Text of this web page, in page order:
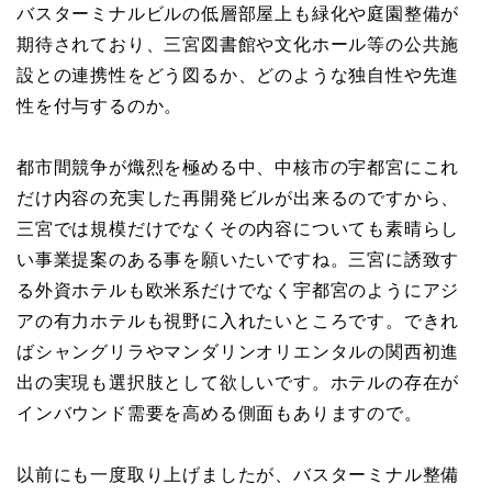
バスターミナルビルの低層部屋上も緑化や庭園整備が
期待されており、三宮図書館や文化ホール等の公共施
設との連携性をどう図るか、どのような独自性や先進
性を付与するのか。
都市間競争が熾烈を極める中、中核市の宇都宮にこれ
だけ内容の充実した再開発ビルが出来るのですから、
三宮では規模だけでなくその内容についても素晴らし
い事業提案のある事を願いたいですね。三宮に誘致す
る外資ホテルも欧米系だけでなく宇都宮のようにアジ
アの有力ホテルも視野に入れたいところです。できれ
ばシャングリラやマンダリンオリエンタルの関西初進
出の実現も選択肢として欲しいです。ホテルの存在が
インバウンド需要を高める側面もありますので。
以前にも一度取り上げましたが、バスターミナル整備